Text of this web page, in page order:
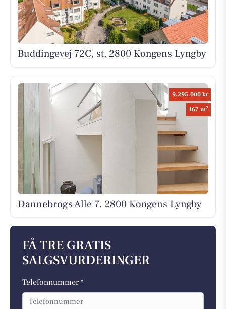
Buddingevej 72C, st, 2800 Kongens Lyngby
9.295.000 kr
167 m2
Dannebrogs Alle 7, 2800 Kongens Lyngby
FÅ TRE GRATIS
SALGSVURDERINGER
Telefonnummer *